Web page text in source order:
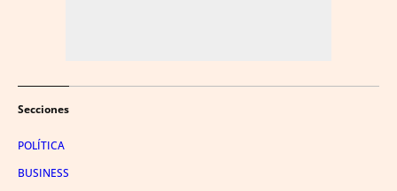
Secciones
POLÍTICA
BUSINESS